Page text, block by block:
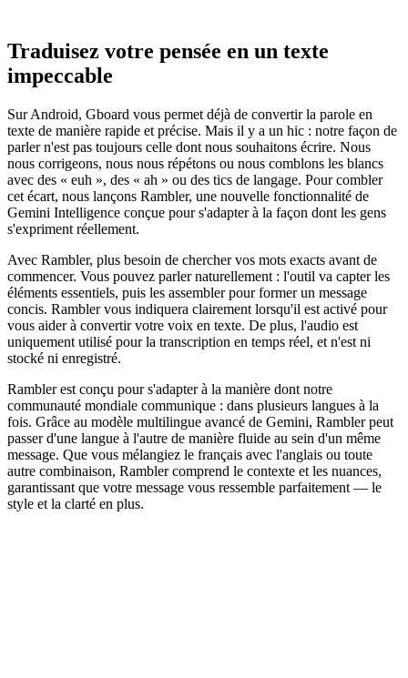
Traduisez votre pensée en un texte
impeccable
Sur Android, Gboard vous permet déjà de convertir la parole en
texte de manière rapide et précise. Mais il y a un hic : notre façon de
parler n'est pas toujours celle dont nous souhaitons écrire. Nous
nous corrigeons, nous nous répétons ou nous comblons les blancs
avec des « euh », des « ah » ou des tics de langage. Pour combler
cet écart, nous lançons Rambler, une nouvelle fonctionnalité de
Gemini Intelligence conçue pour s'adapter à la façon dont les gens
s'expriment réellement.
Avec Rambler, plus besoin de chercher vos mots exacts avant de
commencer. Vous pouvez parler naturellement : l'outil va capter les
éléments essentiels, puis les assembler pour former un message
concis. Rambler vous indiquera clairement lorsqu'il est activé pour
vous aider à convertir votre voix en texte. De plus, l'audio est
uniquement utilisé pour la transcription en temps réel, et n'est ni
stocké ni enregistré.
Rambler est conçu pour s'adapter à la manière dont notre
communauté mondiale communique : dans plusieurs langues à la
fois. Grâce au modèle multilingue avancé de Gemini, Rambler peut
passer d'une langue à l'autre de manière fluide au sein d'un même
message. Que vous mélangiez le français avec l'anglais ou toute
autre combinaison, Rambler comprend le contexte et les nuances,
garantissant que votre message vous ressemble parfaitement — le
style et la clarté en plus.